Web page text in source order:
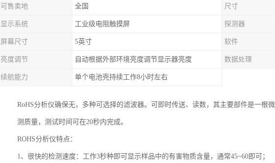
可售卖地 全国 尺寸
显示系统 工业级电阻触摸屏 探测器
屏幕尺寸 5英寸 软件
亮度调节 自动根据外部环境亮度调节显示器亮度 数据处理
续航能力 单个电池壳持续工作8小时左右
RoHS分析仪确保无，多种可选择的滤波器。可即时传送、读数，其主要部件是一根
测质量，测试时间可在20秒内完成。
ROHS分析仪特点：
1、很快的检测速度：工作3秒种即可显示样品中的有害物质含量，通常45~60即可；